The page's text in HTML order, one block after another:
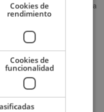
satisfacción y experiencia
Cookies de
rendimiento
Cookies de
funcionalidad